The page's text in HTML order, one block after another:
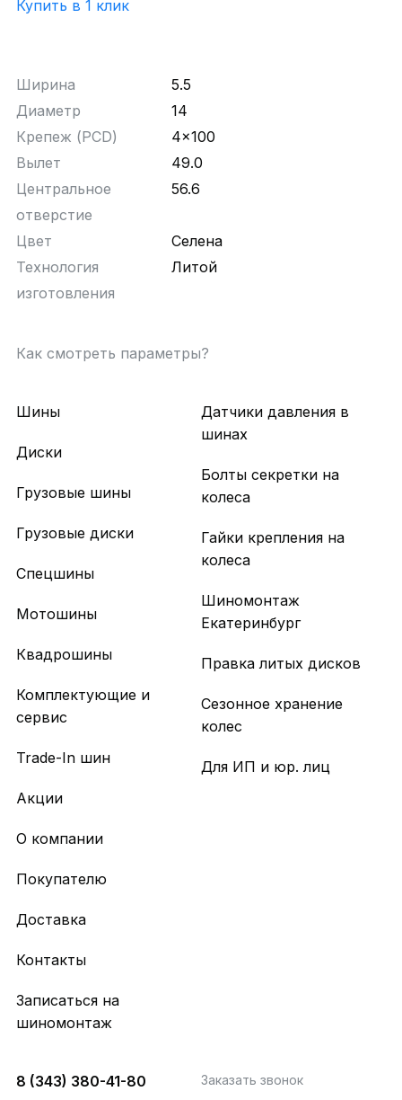
Купить в 1 клик
Ширина
5.5
Диаметр
14
Крепеж (PCD)
4x100
Вылет
49.0
Центральное
отверстие
56.6
Цвет
Селена
Технология
изготовления
Литой
Как смотреть параметры?
Шины
Диски
Грузовые шины
Грузовые диски
Спецшины
Мотошины
Квадрошины
Комплектующие и
сервис
Trade-In шин
Акции
Датчики давления в
шинах
Болты секретки на
колеса
Гайки крепления на
колеса
Шиномонтаж
Екатеринбург
Правка литых дисков
Сезонное хранение
колес
Для ИП и юр. лиц
О компании
Покупателю
Доставка
Контакты
Записаться на
шиномонтаж
8 (343) 380-41-80 Заказать звонок